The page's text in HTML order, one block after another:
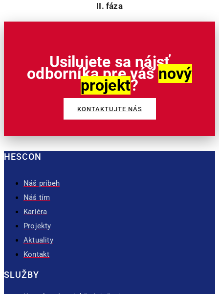
II. fáza
Usilujete sa nájsť
odborníka pre vášnový
projekt?
KONTAKTUJTE NÁS
HESCON
Náš príbeh
Náš tím
Kariéra
Projekty
Aktuality
Kontakt
SLUŽBY